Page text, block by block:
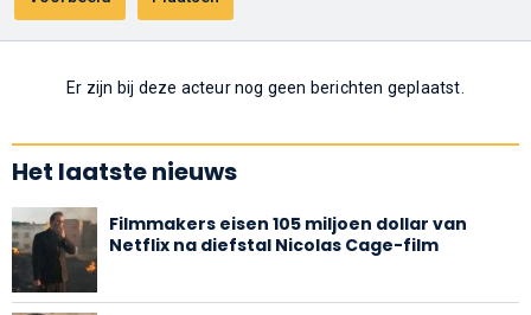
Er zijn bij deze acteur nog geen berichten geplaatst.
Het laatste nieuws
Filmmakers eisen 105 miljoen dollar van
Netflix na diefstal Nicolas Cage-film